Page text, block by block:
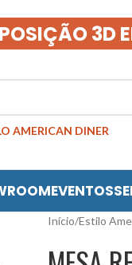
3D
EVENTOS
Início/Estilo